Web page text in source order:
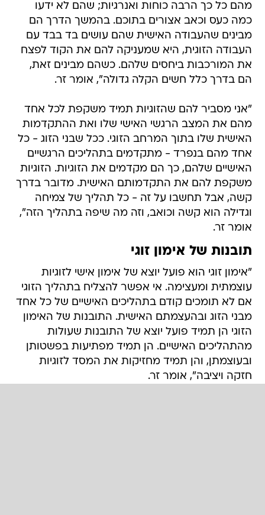
מהם כל כך הרבה כוחות ואנרגיות; שהם לא ידעו
כמה כעס וכאב אצורים בתוכם. בהמשך הדרך הם
מבינים שהעבודה האישית שהם עושים בד בבד עם
העבודה הזוגית, היא שמעניקה להם את הקוד לפצח
את המורכבות ביחסים שלהם. כשהם מבינים זאת,
הם בדרך כלל חשים הקלה גדולה", אומר זר.
"אני מסביר להם שהזוגיות תמיד משקפת לכל אחד
מהם את המצב הרגשי האישי שלו ואת ההתקדמות
האישית שלו בתוך המרחב הזוגי. ככל שבני הזוג - כל
אחד מהם בנפרד - מתקדמים בתהליכים הרגשיים
האישיים שלהם, כך הם מקדמים את הזוגיות. הזוגיות
משקפת להם את התקדמותם האישית. מדובר בדרך
קשה, אבל תחשבו על זה - כל תהליך של צמיחה
וגדילה הוא קשה וכואב, וזה מה שיפה בתהליך הזה",
אומר זר.
תובנות של אימון זוגי
"אימון זוגי הוא פועל יוצא של אימון אישי לזוגיות
עוצמתית ומעצימה. אי אפשר להצליח בתהליך הזוגי
אם לא תומכים קודם בתהליכים האישיים של כל אחד
מבני הזוג ובהעצמתם האישית. התובנות של האימון
הזוגי הן תמיד פועל יוצא של התובנות שעולות
מהתהליכים האישיים. הן תמיד מפתיעות בפשטותן
ובעוצמתן, והן תמיד מחזיקות את המסד לזוגיות
חזקה ויציבה", אומר זר.